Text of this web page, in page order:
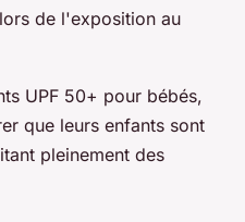
de l'exposition au
UPF 50+ pour bébés,
que leurs enfants sont
pleinement des